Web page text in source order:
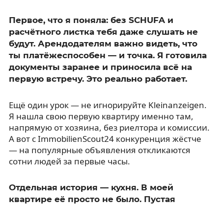
Первое, что я поняла: без SCHUFA и
расчётного листка тебя даже слушать не
будут. Арендодателям важно видеть, что
ты платёжеспособен — и точка. Я готовила
документы заранее и приносила всё на
первую встречу. Это реально работает.
Ещё один урок — не игнорируйте Kleinanzeigen.
Я нашла свою первую квартиру именно там,
напрямую от хозяина, без риелтора и комиссии.
А вот с ImmobilienScout24 конкуренция жёстче
— на популярные объявления откликаются
сотни людей за первые часы.
Отдельная история — кухня. В моей
квартире её просто не было. Пустая